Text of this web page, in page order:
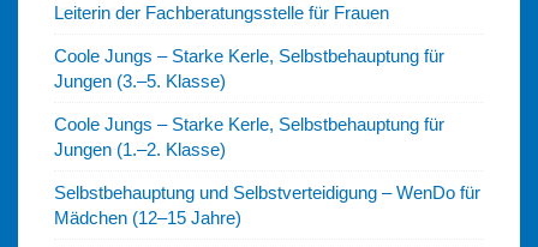
Leiterin der Fachberatungsstelle für Frauen
Coole Jungs – Starke Kerle, Selbstbehauptung für
Jungen (3.–5. Klasse)
Coole Jungs – Starke Kerle, Selbstbehauptung für
Jungen (1.–2. Klasse)
Selbstbehauptung und Selbstverteidigung – WenDo für
Mädchen (12–15 Jahre)